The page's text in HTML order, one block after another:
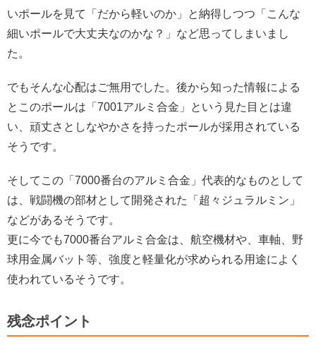
いポールを見て「だから軽いのか」と納得しつつ「こんな
細いポールで大丈夫なのかな？」など思ってしまいまし
た。
でもそんな心配はご無用でした。後から知った情報による
とこのポールは「7001アルミ合金」という見た目とは違
い、頑丈さとしなやかさを持ったポールが採用されている
そうです。
そしてこの「7000番台のアルミ合金」代表的なものとして
は、戦闘機の部材として開発された「超々ジュラルミン」
などがあるそうです。
更に今でも7000番台アルミ合金は、航空機材や、車軸、野
球用金属バット等、強度と軽量化が求められる用途によく
使われているそうです。
残念ポイント